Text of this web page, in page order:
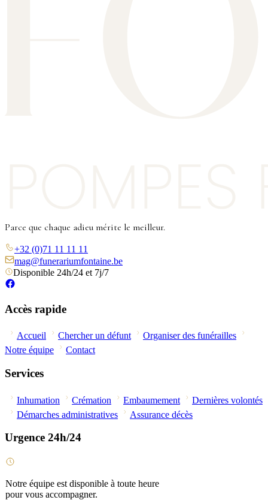
Parce que chaque adieu mérite le meilleur.
+32 (0)71 11 11 11
mag@funerariumfontaine.be
Disponible 24h/24 et 7j/7
Accès rapide
Accueil Chercher un défunt
Organiser des funérailles
Notre équipe
Contact
Services
Inhumation Crémation Embaumement
Dernières volontés
Démarches administratives
Assurance décès
Urgence 24h/24
Notre équipe est disponible à toute heure
pour vous accompagner.